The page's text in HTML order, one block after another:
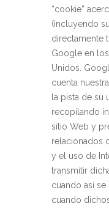
“cookie”
(incluyendo
directamente
Google en
Unidos.
cuenta
la pista de su
recopilando
sitio Web y
relacionados
y el uso de
transmitir
cuando así
cuando